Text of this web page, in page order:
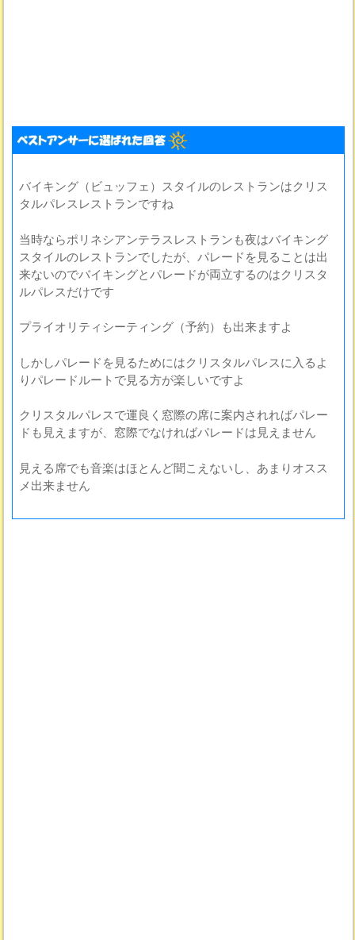
バイキング（ビュッフェ）スタイルのレストランはクリス
タルパレスレストランですね
当時ならポリネシアンテラスレストランも夜はバイキング
スタイルのレストランでしたが、パレードを見ることは出
来ないのでバイキングとパレードが両立するのはクリスタ
ルパレスだけです
プライオリティシーティング（予約）も出来ますよ
しかしパレードを見るためにはクリスタルパレスに入るよ
りパレードルートで見る方が楽しいですよ
クリスタルパレスで運良く窓際の席に案内されればパレー
ドも見えますが、窓際でなければパレードは見えません
見える席でも音楽はほとんど聞こえないし、あまりオスス
メ出来ません